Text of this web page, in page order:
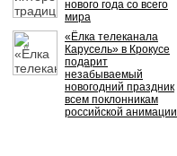
нового года со всего
мира
«Ёлка телеканала
Карусель» в Крокусе
подарит
незабываемый
новогодний праздник
всем поклонникам
российской анимации